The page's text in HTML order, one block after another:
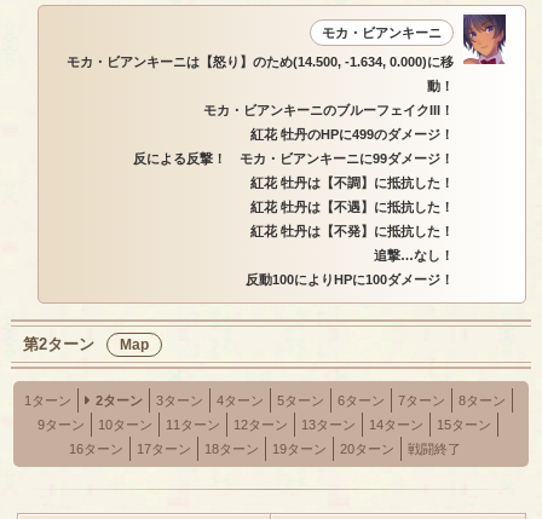
モカ・ビアンキーニ
モカ・ビアンキーニは【怒り】のため(14.500, -1.634, 0.000)に移
動！
モカ・ビアンキーニのブルーフェイクIII！
紅花 牡丹のHPに499のダメージ！
反による反撃！ モカ・ビアンキーニに99ダメージ！
紅花 牡丹は【不調】に抵抗した！
紅花 牡丹は【不遇】に抵抗した！
紅花 牡丹は【不発】に抵抗した！
追撃…なし！
反動100によりHPに100ダメージ！
第2ターン Map
1ターン 2ターン 3ターン 4ターン 5ターン 6ターン 7ターン
8ターン
9ターン
10ターン 11ターン 12ターン 13ターン 14ターン
15ターン
16ターン
17ターン 18ターン 19ターン 20ターン 戦闘終了